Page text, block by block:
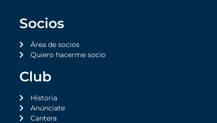
Socios
Área de socios
Quiero hacerme socio
Club
Historia
Anúnciate
Cantera